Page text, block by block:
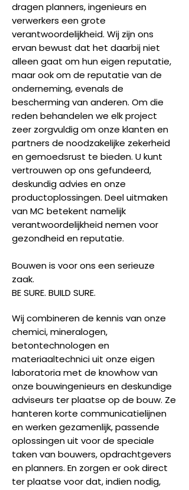
dragen planners, ingenieurs en
verwerkers een grote
verantwoordelijkheid. Wij zijn ons
ervan bewust dat het daarbij niet
alleen gaat om hun eigen reputatie,
maar ook om de reputatie van de
onderneming, evenals de
bescherming van anderen. Om die
reden behandelen we elk project
zeer zorgvuldig om onze klanten en
partners de noodzakelijke zekerheid
en gemoedsrust te bieden. U kunt
vertrouwen op ons gefundeerd,
deskundig advies en onze
productoplossingen. Deel uitmaken
van MC betekent namelijk
verantwoordelijkheid nemen voor
gezondheid en reputatie.
Bouwen is voor ons een serieuze
zaak.
BE SURE. BUILD SURE.
Wij combineren de kennis van onze
chemici, mineralogen,
betontechnologen en
materiaaltechnici uit onze eigen
laboratoria met de knowhow van
onze bouwingenieurs en deskundige
adviseurs ter plaatse op de bouw. Ze
hanteren korte communicatielijnen
en werken gezamenlijk, passende
oplossingen uit voor de speciale
taken van bouwers, opdrachtgevers
en planners. En zorgen er ook direct
ter plaatse voor dat, indien nodig,